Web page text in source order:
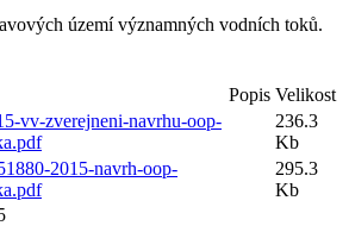
území významných vodních toků.
Popis Velikost
vv-zverejneni-navrhu-oop-
236.3
Kb
2015-navrh-oop-
295.3
Kb